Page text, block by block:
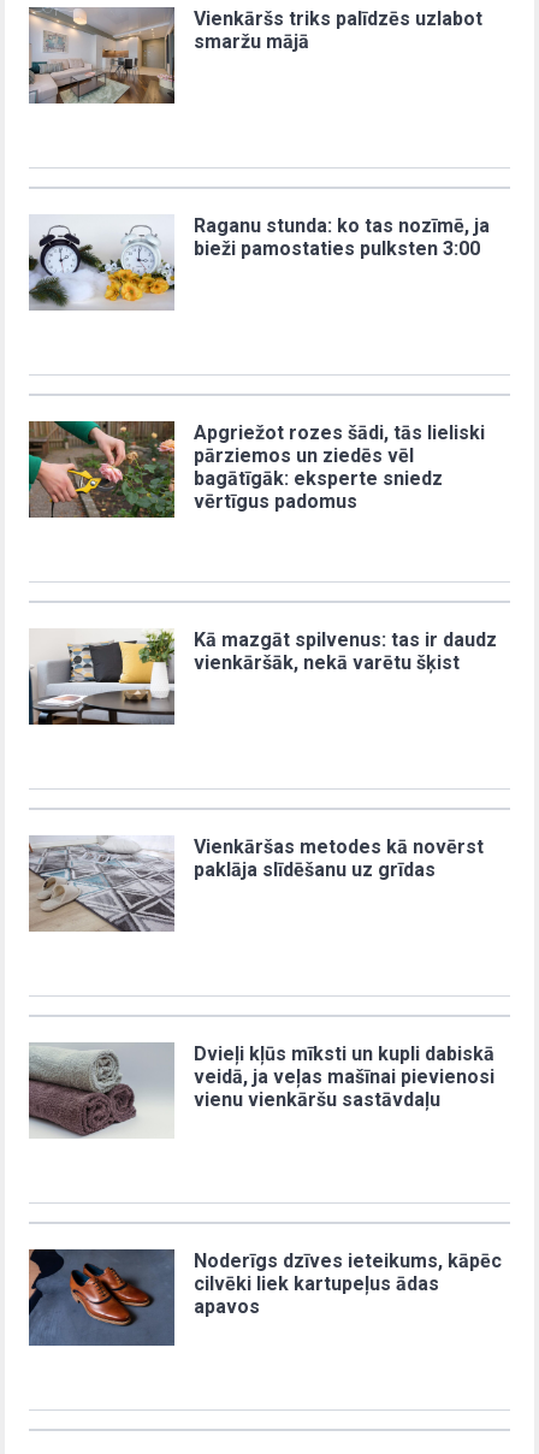
Vienkāršs triks palīdzēs uzlabot
smaržu mājā
Raganu stunda: ko tas nozīmē, ja
bieži pamostaties pulksten 3:00
Apgriežot rozes šādi, tās lieliski
pārziemos un ziedēs vēl
bagātīgāk: eksperte sniedz
vērtīgus padomus
Kā mazgāt spilvenus: tas ir daudz
vienkāršāk, nekā varētu šķist
Vienkāršas metodes kā novērst
paklāja slīdēšanu uz grīdas
Dvieļi kļūs mīksti un kupli dabiskā
veidā, ja veļas mašīnai pievienosi
vienu vienkāršu sastāvdaļu
Noderīgs dzīves ieteikums, kāpēc
cilvēki liek kartupeļus ādas
apavos